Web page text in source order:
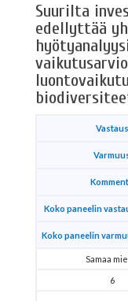
Suurilta
edellyttää
Vastaus
Koko paneelin
Koko paneelin
Samaa
6